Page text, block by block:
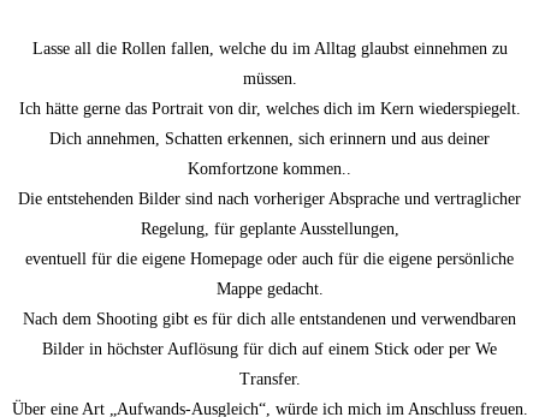
Lasse all die Rollen fallen, welche du im Alltag glaubst einnehmen zu
müssen.
Ich hätte gerne das Portrait von dir, welches dich im Kern wiederspiegelt.
Dich annehmen, Schatten erkennen, sich erinnern und aus deiner
Komfortzone kommen..
Die entstehenden Bilder sind nach vorheriger Absprache und vertraglicher
Regelung, für geplante Ausstellungen,
eventuell für die eigene Homepage oder auch für die eigene persönliche
Mappe gedacht.
Nach dem Shooting gibt es für dich alle entstandenen und verwendbaren
Bilder in höchster Auflösung für dich auf einem Stick oder per We
Transfer.
Über eine Art „Aufwands-Ausgleich“, würde ich mich im Anschluss freuen.